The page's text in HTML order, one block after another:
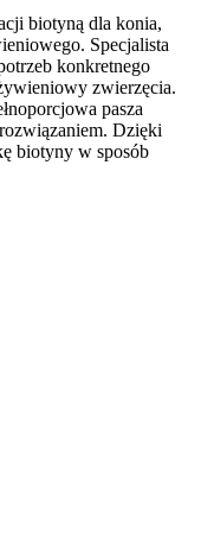
biotyną dla konia,
Specjalista
konkretnego
zwierzęcia.
pasza
Dzięki
biotyny w sposób